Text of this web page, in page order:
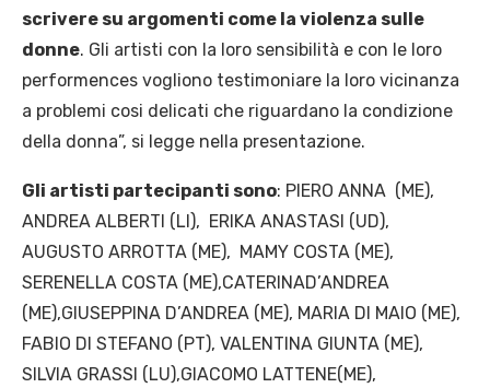
scrivere su argomenti come la violenza sulle
donne. Gli artisti con la loro sensibilità e con le loro
performences vogliono testimoniare la loro vicinanza
a problemi cosi delicati che riguardano la condizione
della donna”, si legge nella presentazione.
Gli artisti partecipanti sono: PIERO ANNA (ME),
ANDREA ALBERTI (LI), ERIKA ANASTASI (UD),
AUGUSTO ARROTTA (ME), MAMY COSTA (ME),
SERENELLA COSTA (ME),CATERINAD’ANDREA
(ME),GIUSEPPINA D’ANDREA (ME), MARIA DI MAIO (ME),
FABIO DI STEFANO (PT), VALENTINA GIUNTA (ME),
SILVIA GRASSI (LU),GIACOMO LATTENE(ME),